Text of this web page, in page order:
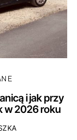
i jak przy
w 2026 roku